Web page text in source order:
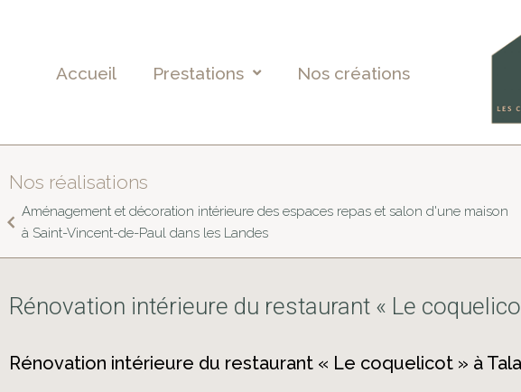
Accueil Prestations Nos créations
Nos réalisations
Aménagement et décoration intérieure des espaces repas et salon d'une maison
à Saint-Vincent-de-Paul dans les Landes
Rénovation intérieure du restaurant « Le
Rénovation intérieure du restaurant « Le coquelicot » à